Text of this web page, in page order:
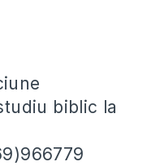
biblic la